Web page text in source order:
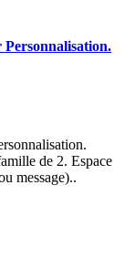
Personnalisation.
de 2. Espace
message)..